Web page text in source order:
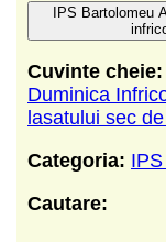
IPS Bartolomeu
Cuvinte cheie:
Duminica
lasatului sec
Categoria:
Cautare: